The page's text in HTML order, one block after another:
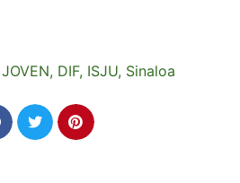
, DIF, ISJU, Sinaloa